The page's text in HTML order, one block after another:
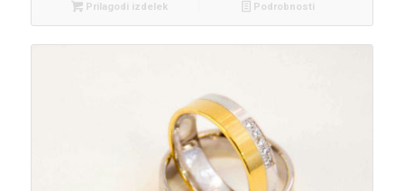
Prilagodi izdelek Podrobnosti